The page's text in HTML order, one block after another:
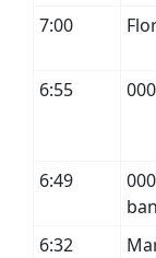
7:00
6:55
6:49
6:32